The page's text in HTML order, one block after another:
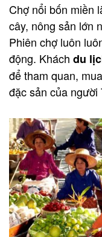
Chợ nổi bốn miền
cây, nông sản lớn
Phiên chợ luôn
động. Khách du
để tham quan,
đặc sản của người